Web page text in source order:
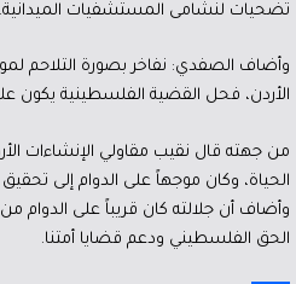
تضحيات لنشامى المستشفيات الميدانية.
وأضاف الصفدي: نفاخر بصورة التلاحم
الأردن، فحل القضية الفلسطينية يكون
من جهته قال نقيب مقاولي الإنشاءات
الحياة، وكان موجهاً على الدوام إلى
وأضاف أن جلالته كان قريباً على
الحق الفلسطيني ودعم قضايا أمتنا.